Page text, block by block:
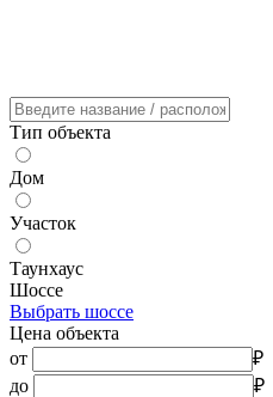
Тип объекта
Дом
Участок
Таунхаус
Шоссе
Выбрать шоссе
Цена объекта
от
₽
до
₽